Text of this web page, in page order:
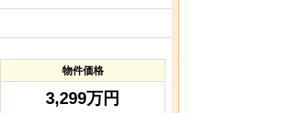
物件価格
3,299万円